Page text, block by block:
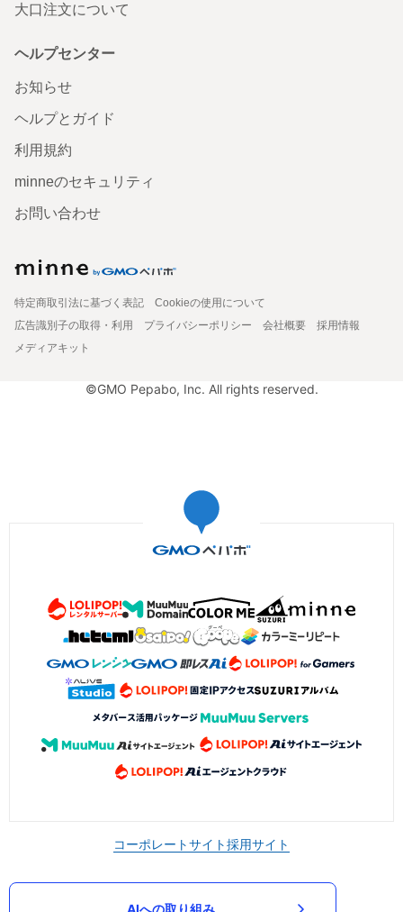
大口注文について
ヘルプセンター
お知らせ
ヘルプとガイド
利用規約
minneのセキュリティ
お問い合わせ
特定商取引法に基づく表記
Cookieの使用について
広告識別子の取得・利用
プライバシーポリシー 会社概要
採用情報
メディアキット
©GMO Pepabo, Inc. All rights reserved.
コーポレートサイト採用サイト
AIへの取り組み